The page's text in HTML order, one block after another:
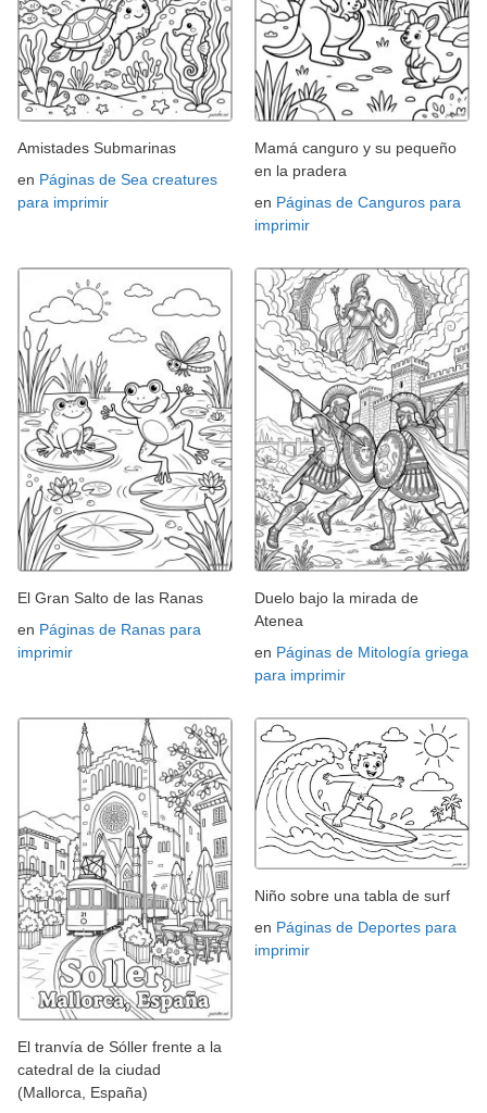
Amistades Submarinas
en Páginas de Sea creatures
para imprimir
Mamá canguro y su pequeño
en la pradera
en Páginas de Canguros para
imprimir
El Gran Salto de las Ranas
en Páginas de Ranas para
imprimir
Duelo bajo la mirada de
Atenea
en Páginas de Mitología griega
para imprimir
El tranvía de Sóller frente a la
catedral de la ciudad
(Mallorca, España)
Niño sobre una tabla de surf
en Páginas de Deportes para
imprimir